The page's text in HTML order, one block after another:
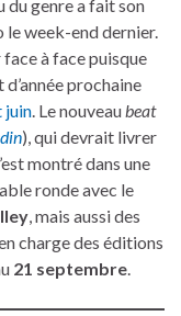
du genre a fait son
le week-end dernier.
à face puisque
prochaine
juin . Le nouveau beat
), qui devrait livrer
montré dans une
ronde avec le
, mais aussi des
charge des éditions
21 septembre